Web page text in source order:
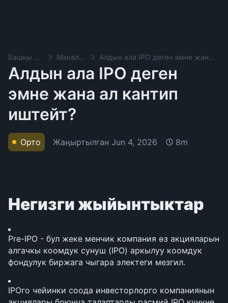
Башкы баракча Макалалар Алдын ала IPO деген эмне жана ал кантип иштейт?
Алдын ала IPO деген
эмне жана ал кантип
иштейт?
Орто Жаңыртылган Jun 4, 2026 8m
Негизги жыйынтыктар
Pre-IPO - бул жеке менчик компания өз акцияларын
алгачкы коомдук сунуш (IPO) аркылуу коомдук
фондулук биржага чыгара электеги мезгил.
IPOго чейинки соода инвесторлорго компаниянын